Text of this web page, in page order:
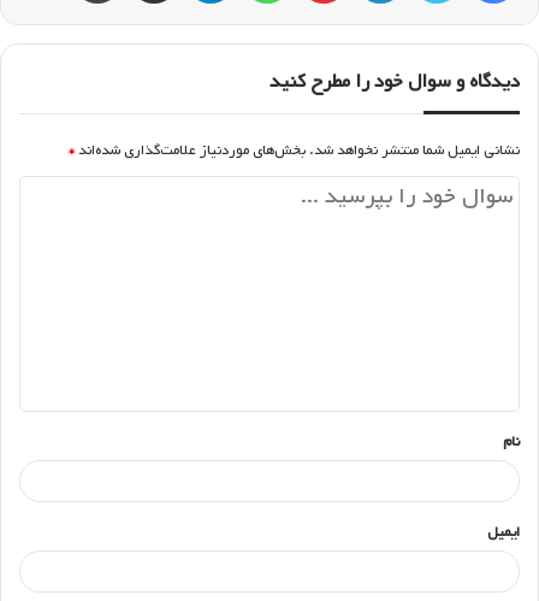
دیدگاه و سوال خود را مطرح کنید
نشانی ایمیل شما منتشر نخواهد شد. بخش‌های موردنیاز علامت‌گذاری شده‌اند *
*
نام
ایمیل